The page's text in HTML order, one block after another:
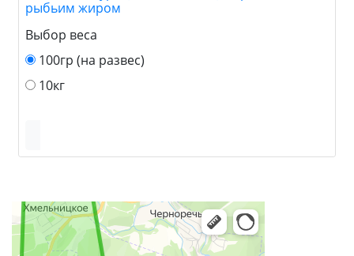
рыбьим жиром
Выбор веса
100гр (на развес)
10кг